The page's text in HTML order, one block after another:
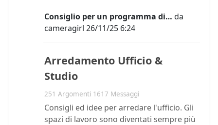
Consiglio per un programma di… da
cameragirl 26/11/25 6:24
Arredamento Ufficio &
Studio
251 Argomenti 1617 Messaggi
Consigli ed idee per arredare l'ufficio. Gli
spazi di lavoro sono diventati sempre più